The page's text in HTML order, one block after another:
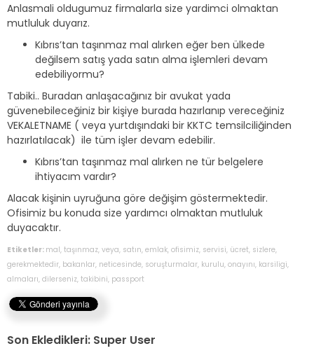
Anlasmali oldugumuz firmalarla size yardimci olmaktan
mutluluk duyarız.
Kıbrıs’tan taşınmaz mal alırken eğer ben ülkede
değilsem satış yada satın alma işlemleri devam
edebiliyormu?
Tabiki.. Buradan anlaşacağınız bir avukat yada
güvenebileceğiniz bir kişiye burada hazırlanıp vereceğiniz
VEKALETNAME ( veya yurtdışındaki bir KKTC temsilciliğinden
hazırlatılacak) ile tüm işler devam edebilir.
Kıbrıs’tan taşınmaz mal alırken ne tür belgelere
ihtiyacım vardır?
Alacak kişinin uyruğuna göre değişim göstermektedir.
Ofisimiz bu konuda size yardımcı olmaktan mutluluk
duyacaktır.
Etiketler: mal, taşınmaz, veya, satın, emlak, ofisimiz, servisi, ücret, sizlere,
gerekmektedir, bakanlar, neticesinde, soruşturmalar, kurulu, onayını, karsiligi,
almaları, dilerseniz, takibini, passport
Son Ekledikleri: Super User